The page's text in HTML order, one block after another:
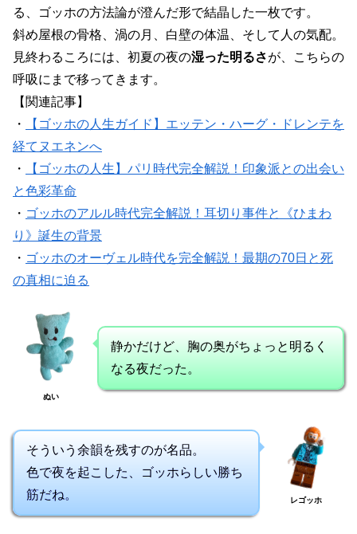
る、ゴッホの方法論が澄んだ形で結晶した一枚です。
斜め屋根の骨格、渦の月、白壁の体温、そして人の気配。
見終わるころには、初夏の夜の湿った明るさが、こちらの
呼吸にまで移ってきます。
【関連記事】
・
【ゴッホの人生ガイド】エッテン・ハーグ・ドレンテを
経てヌエネンへ
・
【ゴッホの人生】パリ時代完全解説！印象派との出会い
と色彩革命
・ ゴッホのアルル時代完全解説！耳切り事件と《ひまわ
り》誕生の背景
・ ゴッホのオーヴェル時代を完全解説！最期の70日と死
の真相に迫る
ぬい
静かだけど、胸の奥がちょっと明るく
なる夜だった。
そういう余韻を残すのが名品。
色で夜を起こした、ゴッホらしい勝ち
筋だね。
レゴッホ